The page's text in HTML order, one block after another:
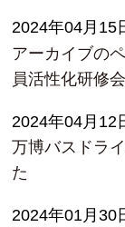
2024年04月15
アーカイブの
員活性化研修
2024年04月12
万博バスドラ
た
2024年01月30